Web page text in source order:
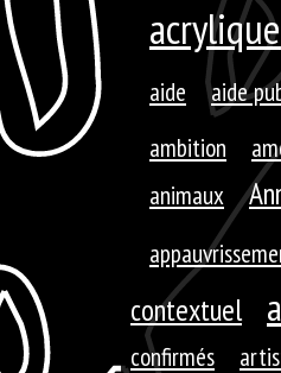
acrylique
aide
aide
ambition
animaux
contextuel
confirmés